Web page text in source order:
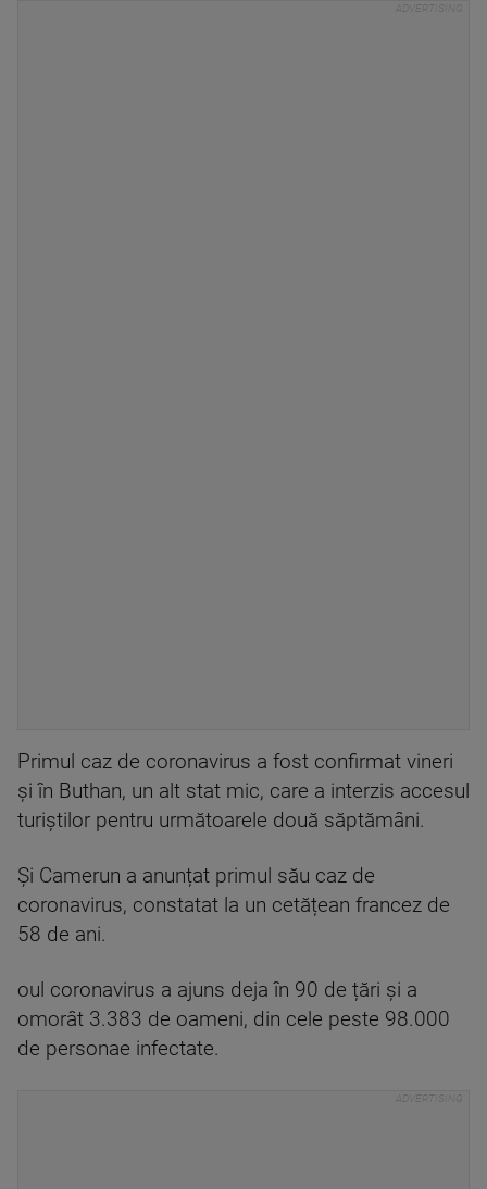
Primul caz de coronavirus a fost confirmat vineri
și în Buthan, un alt stat mic, care a interzis accesul
turiștilor pentru următoarele două săptămâni.
Și Camerun a anunțat primul său caz de
coronavirus, constatat la un cetățean francez de
58 de ani.
oul coronavirus a ajuns deja în 90 de țări și a
omorât 3.383 de oameni, din cele peste 98.000
de personae infectate.